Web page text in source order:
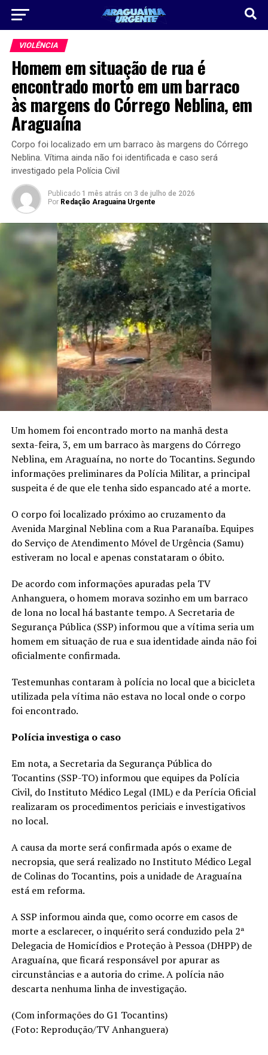
VIOLÊNCIA
Homem em situação de rua é
encontrado morto em um barraco
às margens do Córrego Neblina, em
Araguaína
Corpo foi localizado em um barraco às margens do Córrego
Neblina. Vítima ainda não foi identificada e caso será
investigado pela Polícia Civil
Publicado 1 mês atrás on 3 de julho de 2026
Por Redação Araguaina Urgente
Um homem foi encontrado morto na manhã desta
sexta-feira, 3, em um barraco às margens do Córrego
Neblina, em Araguaína, no norte do Tocantins. Segundo
informações preliminares da Polícia Militar, a principal
suspeita é de que ele tenha sido espancado até a morte.
O corpo foi localizado próximo ao cruzamento da
Avenida Marginal Neblina com a Rua Paranaíba. Equipes
do Serviço de Atendimento Móvel de Urgência (Samu)
estiveram no local e apenas constataram o óbito.
De acordo com informações apuradas pela TV
Anhanguera, o homem morava sozinho em um barraco
de lona no local há bastante tempo. A Secretaria de
Segurança Pública (SSP) informou que a vítima seria um
homem em situação de rua e sua identidade ainda não foi
oficialmente confirmada.
Testemunhas contaram à polícia no local que a bicicleta
utilizada pela vítima não estava no local onde o corpo
foi encontrado.
Polícia investiga o caso
Em nota, a Secretaria da Segurança Pública do
Tocantins (SSP-TO) informou que equipes da Polícia
Civil, do Instituto Médico Legal (IML) e da Perícia Oficial
realizaram os procedimentos periciais e investigativos
no local.
A causa da morte será confirmada após o exame de
necropsia, que será realizado no Instituto Médico Legal
de Colinas do Tocantins, pois a unidade de Araguaína
está em reforma.
A SSP informou ainda que, como ocorre em casos de
morte a esclarecer, o inquérito será conduzido pela 2ª
Delegacia de Homicídios e Proteção à Pessoa (DHPP) de
Araguaína, que ficará responsável por apurar as
circunstâncias e a autoria do crime. A polícia não
descarta nenhuma linha de investigação.
(Com informações do G1 Tocantins)
(Foto: Reprodução/TV Anhanguera)